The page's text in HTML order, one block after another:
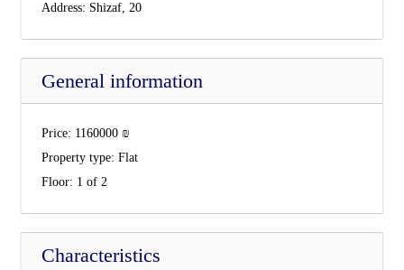
Address: Shizaf, 20
General information
Price: 1160000 ₪
Property type: Flat
Floor: 1 of 2
Characteristics